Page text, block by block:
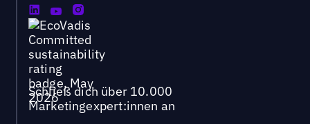
Schließ dich über 10.000
Marketingexpert:innen an